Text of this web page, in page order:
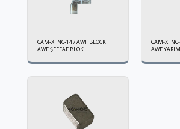
CAM-XFNC-14 / AWF BLOCK
AWF ŞEFFAF BLOK
CAM-
AWF